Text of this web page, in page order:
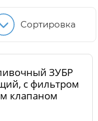
Сортировка
ЗУБР
с фильтром
клапаном